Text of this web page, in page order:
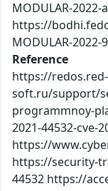
MODULAR-2022-
https://
MODULAR-2022-
Reference
https://redos.red-
soft.ru/support/
programmnoy-
2021-44532-cve-
https://
https://security-
44532 https://